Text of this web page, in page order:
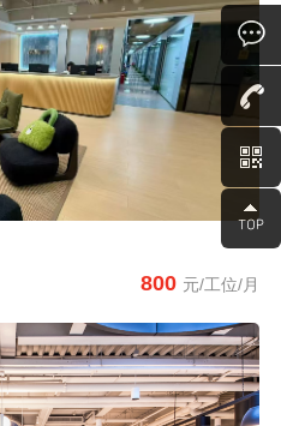
800 元/工位/月